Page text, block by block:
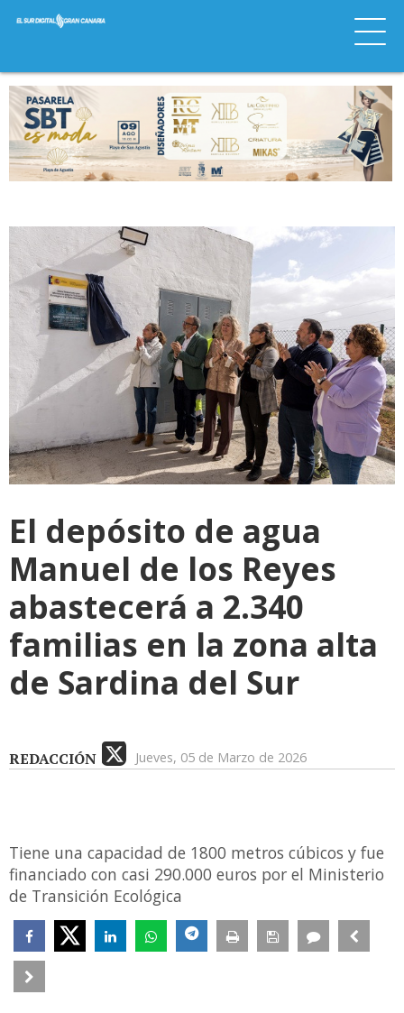
El depósito de agua
Manuel de los Reyes
abastecerá a 2.340
familias en la zona alta
de Sardina del Sur
REDACCIÓN Jueves, 05 de Marzo de 2026
Tiene una capacidad de 1800 metros cúbicos y fue
financiado con casi 290.000 euros por el Ministerio
de Transición Ecológica